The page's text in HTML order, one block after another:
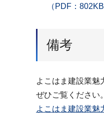
（PDF：802KB
備考
よこはま建設業魅
ぜひご覧ください。
よこはま建設業魅